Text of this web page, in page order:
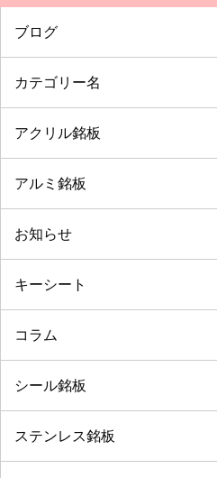
ブログ
カテゴリー名
アクリル銘板
アルミ銘板
お知らせ
キーシート
コラム
シール銘板
ステンレス銘板